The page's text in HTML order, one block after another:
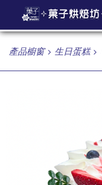
產品櫥窗 生日蛋糕